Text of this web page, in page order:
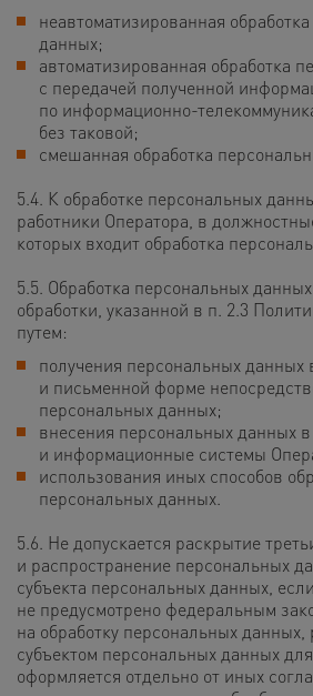
неавтоматизированная
данных;
автоматизированная обработка
с передачей полученной
по информационно-
без таковой;
смешанная обработка
5.4. К обработке персональных
работники Оператора, в
которых входит обработка
5.5. Обработка персональных
обработки, указанной в п. 2.3
путем:
получения персональных данных
и письменной форме
персональных данных;
внесения персональных данных
и информационные системы
использования иных способов
персональных данных.
5.6. Не допускается раскрытие
и распространение персональных
субъекта персональных данных,
не предусмотрено федеральным
на обработку персональных
субъектом персональных данных
оформляется отдельно от иных